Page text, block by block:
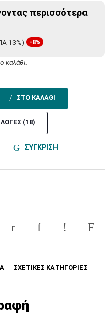
περισσότερα
13%) -8%
καλάθι.
ΣΤΟ ΚΑΛΑΘΙ
(18)
ΣΥΓΚΡΙΣΗ
ΣΧΕΤΙΚΕΣ ΚΑΤΗΓΟΡΙΕΣ